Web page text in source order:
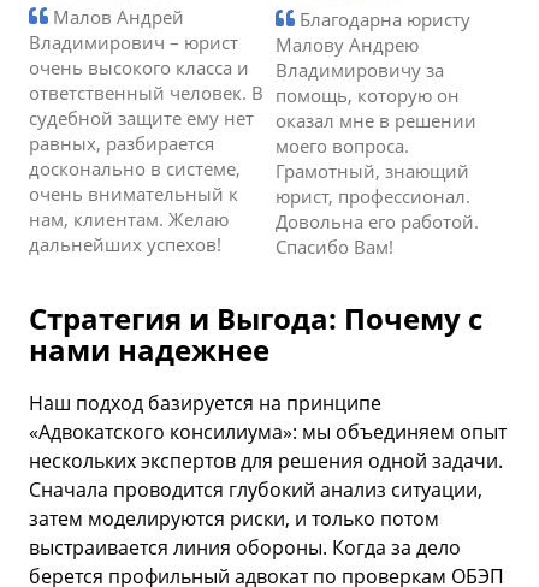
Малов Андрей
Владимирович – юрист
очень высокого класса и
ответственный человек. В
судебной защите ему нет
равных, разбирается
досконально в системе,
очень внимательный к
нам, клиентам. Желаю
дальнейших успехов!
Благодарна юристу
Малову Андрею
Владимировичу за
помощь, которую он
оказал мне в решении
моего вопроса.
Грамотный, знающий
юрист, профессионал.
Довольна его работой.
Спасибо Вам!
Стратегия и Выгода: Почему с
нами надежнее
Наш подход базируется на принципе
«Адвокатского консилиума»: мы объединяем опыт
нескольких экспертов для решения одной задачи.
Сначала проводится глубокий анализ ситуации,
затем моделируются риски, и только потом
выстраивается линия обороны. Когда за дело
берется профильный адвокат по проверкам ОБЭП